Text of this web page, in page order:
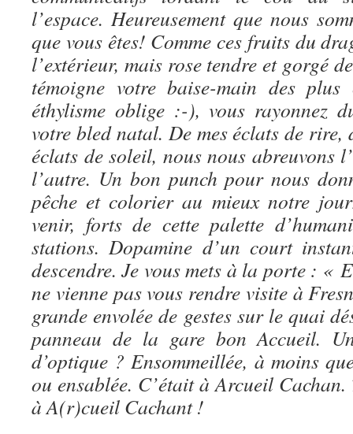
l’espace. Heureusement que nous
que vous êtes! Comme ces fruits du
l’extérieur, mais rose tendre et gorgé
témoigne votre baise-main des plus
éthylisme oblige :-), vous rayonnez
votre bled natal. De meséclats de rire,
éclats de soleil, nous nous abreuvons
l’autre. Un bon punch pour nous
pêche et colorier au mieux notre
venir, forts de cette palette
stations. Dopamine d’un court
descendre. Je vous mets à la porte : «
ne vienne pas vous rendre visite à
grande envolée de gestes sur le quai
panneau de la gare bon Accueil.
d’optique ? Ensommeillée, à moins
ou ensablée. C’était à Arcueil
à A(r)cueil Cachant !